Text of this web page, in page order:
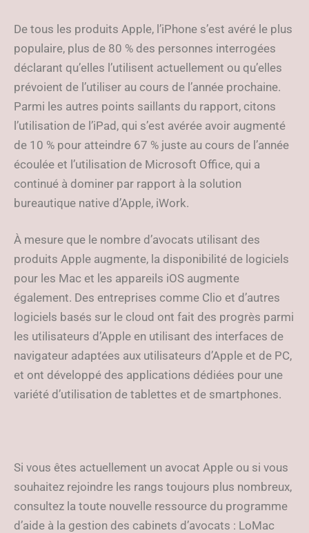
De tous les produits Apple, l’iPhone s’est avéré le plus
populaire, plus de 80 % des personnes interrogées
déclarant qu’elles l’utilisent actuellement ou qu’elles
prévoient de l’utiliser au cours de l’année prochaine.
Parmi les autres points saillants du rapport, citons
l’utilisation de l’iPad, qui s’est avérée avoir augmenté
de 10 % pour atteindre 67 % juste au cours de l’année
écoulée et l’utilisation de Microsoft Office, qui a
continué à dominer par rapport à la solution
bureautique native d’Apple, iWork.
À mesure que le nombre d’avocats utilisant des
produits Apple augmente, la disponibilité de logiciels
pour les Mac et les appareils iOS augmente
également. Des entreprises comme Clio et d’autres
logiciels basés sur le cloud ont fait des progrès parmi
les utilisateurs d’Apple en utilisant des interfaces de
navigateur adaptées aux utilisateurs d’Apple et de PC,
et ont développé des applications dédiées pour une
variété d’utilisation de tablettes et de smartphones.
Si vous êtes actuellement un avocat Apple ou si vous
souhaitez rejoindre les rangs toujours plus nombreux,
consultez la toute nouvelle ressource du programme
d’aide à la gestion des cabinets d’avocats : LoMac